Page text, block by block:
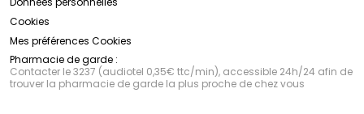
Cookies
Mes préférences Cookies
Pharmacie de garde :
Contacter le 3237 (audiotel 0,35€ ttc/min), accessible 24h/24 afin de
trouver la pharmacie de garde la plus proche de chez vous